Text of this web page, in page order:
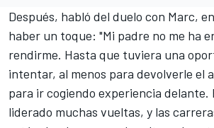
Después, habló del duelo con Marc,
haber un toque: "Mi padre no me ha
rendirme. Hasta que tuviera una
intentar, al menos para devolverle el
para ir cogiendo experiencia delante.
liderado muchas vueltas, y las